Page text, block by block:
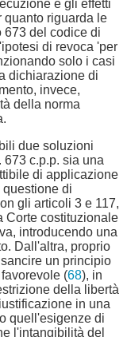
e gli effetti
quanto riguarda le
673 del codice di
di revoca 'per
solo i casi
dichiarazione di
invece,
della norma
due soluzioni
673 c.p.p. sia una
di applicazione
di
gli articoli 3 e 117,
Corte costituzionale
introducendo una
Dall'altra, proprio
un principio
(68), in
della libertà
in una
quell'esigenze di
l'intangibilità del